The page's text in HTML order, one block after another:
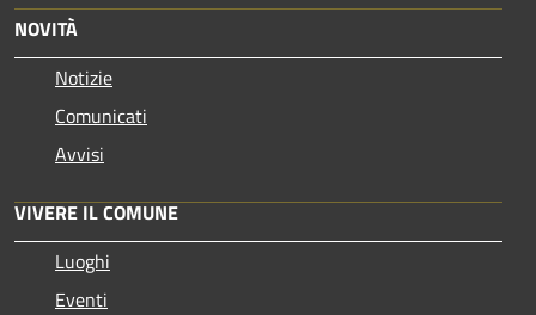
NOVITÀ
Notizie
Comunicati
Avvisi
VIVERE IL COMUNE
Luoghi
Eventi